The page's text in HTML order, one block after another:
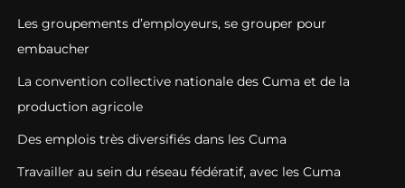
Les groupements d’employeurs, se grouper pour
embaucher
La convention collective nationale des Cuma et de la
production agricole
Des emplois très diversifiés dans les Cuma
Travailler au sein du réseau fédératif, avec les Cuma